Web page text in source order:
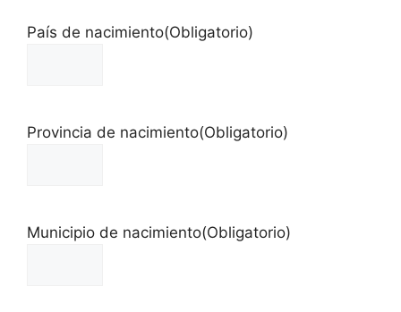
País de nacimiento(Obligatorio)
Provincia de nacimiento(Obligatorio)
Municipio de nacimiento(Obligatorio)